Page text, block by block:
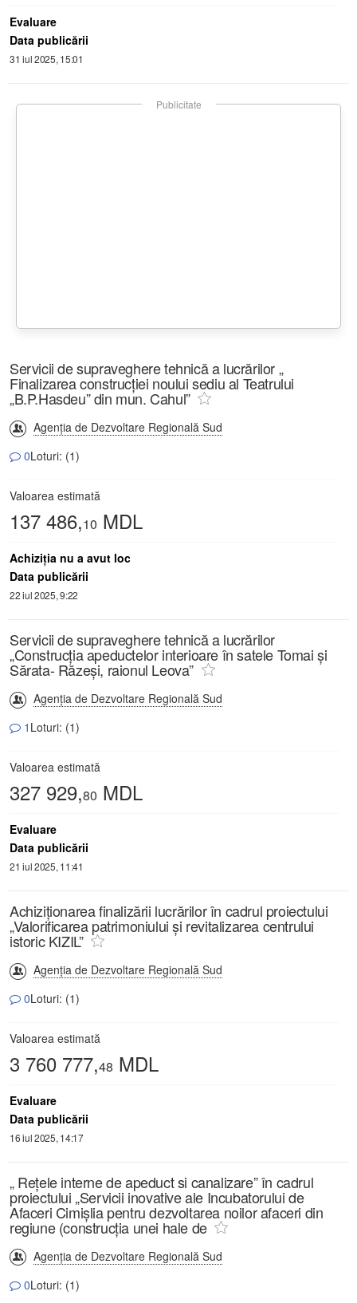
Evaluare
Data publicării
31 iul 2025, 15:01
Publicitate
Servicii de supraveghere tehnică a lucrărilor „
Finalizarea construcției noului sediu al Teatrului
„B.P.Hasdeu” din mun. Cahul”
Agenția de Dezvoltare Regională Sud
0Loturi: (1)
Valoarea estimată
137 486,10 MDL
Achiziţia nu a avut loc
Data publicării
22 iul 2025, 9:22
Servicii de supraveghere tehnică a lucrărilor
„Construcția apeductelor interioare în satele Tomai și
Sărata- Răzeși, raionul Leova”
Agenția de Dezvoltare Regională Sud
1 Loturi: (1)
Valoarea estimată
327 929,80 MDL
Evaluare
Data publicării
21 iul 2025, 11:41
Achiziționarea finalizării lucrărilor în cadrul proiectului
„Valorificarea patrimoniului și revitalizarea centrului
istoric KIZIL”
Agenția de Dezvoltare Regională Sud
0Loturi: (1)
Valoarea estimată
3 760 777,48 MDL
Evaluare
Data publicării
16 iul 2025, 14:17
„ Rețele interne de apeduct si canalizare” în cadrul
proiectului „Servicii inovative ale Incubatorului de
Afaceri Cimișlia pentru dezvoltarea noilor afaceri din
regiune (construcția unei hale de
Agenția de Dezvoltare Regională Sud
0Loturi: (1)